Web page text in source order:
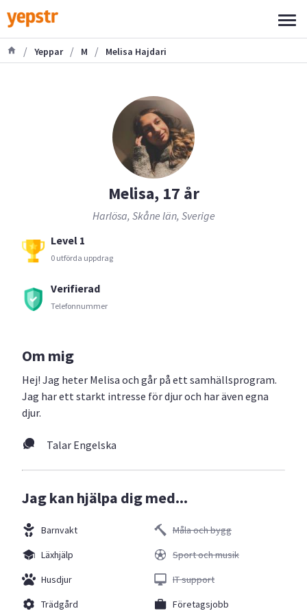
/ Yeppar / M / Melisa Hajdari
Melisa, 17 år
Harlösa, Skåne län, Sverige
Level 1
0 utförda uppdrag
Verifierad
Telefonnummer
Om mig
Hej! Jag heter Melisa och går på ett samhällsprogram.
Jag har ett starkt intresse för djur och har även egna
djur.
Talar Engelska
Jag kan hjälpa dig med...
Barnvakt
Läxhjälp
Husdjur
Trädgård
Måla och bygg
Sport och musik
IT support
Företagsjobb